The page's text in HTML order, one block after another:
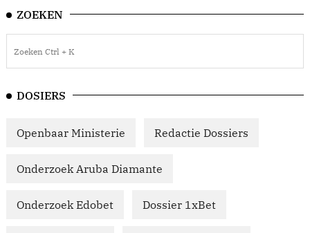
ZOEKEN
DOSIERS
Openbaar Ministerie Redactie Dossiers
Onderzoek Aruba Diamante
Onderzoek Edobet Dossier 1xBet